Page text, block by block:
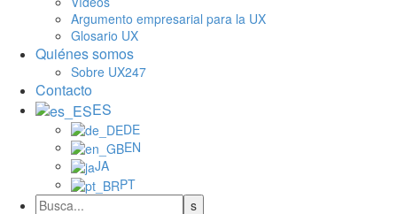
Argumento empresarial para la UX
Glosario UX
Quiénes somos
Sobre UX247
Contacto
ES
DE
EN
JA
PT